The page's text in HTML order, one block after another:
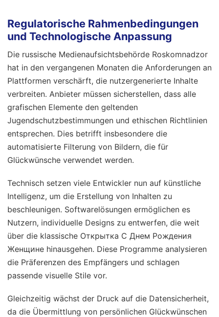
Regulatorische Rahmenbedingungen
und Technologische Anpassung
Die russische Medienaufsichtsbehörde Roskomnadzor
hat in den vergangenen Monaten die Anforderungen an
Plattformen verschärft, die nutzergenerierte Inhalte
verbreiten. Anbieter müssen sicherstellen, dass alle
grafischen Elemente den geltenden
Jugendschutzbestimmungen und ethischen Richtlinien
entsprechen. Dies betrifft insbesondere die
automatisierte Filterung von Bildern, die für
Glückwünsche verwendet werden.
Technisch setzen viele Entwickler nun auf künstliche
Intelligenz, um die Erstellung von Inhalten zu
beschleunigen. Softwarelösungen ermöglichen es
Nutzern, individuelle Designs zu entwerfen, die weit
über die klassische Открытка С Днем Рождения
Женщине hinausgehen. Diese Programme analysieren
die Präferenzen des Empfängers und schlagen
passende visuelle Stile vor.
Gleichzeitig wächst der Druck auf die Datensicherheit,
da die Übermittlung von persönlichen Glückwünschen